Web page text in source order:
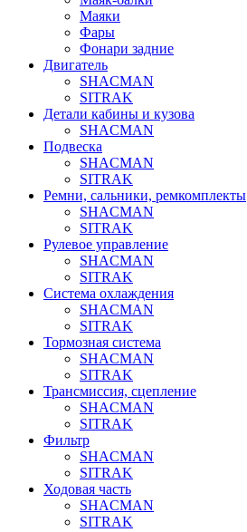
Маяки
Фары
Фонари задние
Двигатель
SHACMAN
SITRAK
Детали кабины и кузова
SHACMAN
Подвеска
SHACMAN
SITRAK
Ремни, сальники, ремкомплекты
SHACMAN
SITRAK
Рулевое управление
SHACMAN
SITRAK
Система охлаждения
SHACMAN
SITRAK
Тормозная система
SHACMAN
SITRAK
Трансмиссия, сцепление
SHACMAN
SITRAK
Фильтр
SHACMAN
SITRAK
Ходовая часть
SHACMAN
SITRAK